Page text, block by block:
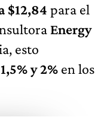
$12,84 para el
Energy
esto
y 2% en los